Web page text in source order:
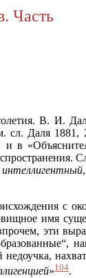
Часть
В. И.
сл. Даля
в
интеллигентный
с
имя
эти
»104.